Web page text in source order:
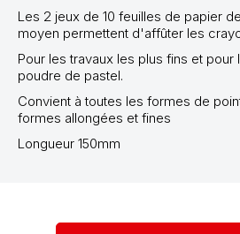
Les 2 jeux de 10 feuilles de papier
moyen permettent d'affûter les
Pour les travaux les plus fins et pour
poudre de pastel.
Convient à toutes les formes de
formes allongées et fines
Longueur 150mm